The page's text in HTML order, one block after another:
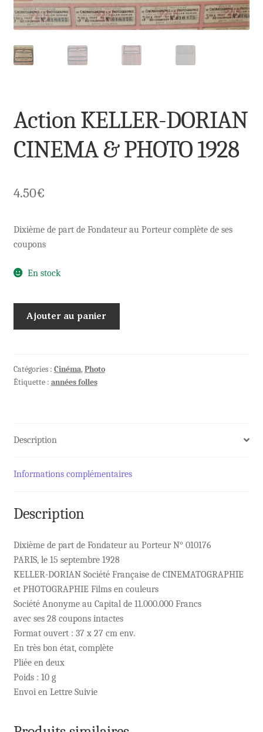
Action KELLER-DORIAN
CINEMA & PHOTO 1928
4.50€
Dixième de part de Fondateur au Porteur complète de ses
coupons
En stock
DORIAN
CINEMA
Ajouter au panier
Catégories : Cinéma,Photo
Étiquette : années folles
Description
Informations complémentaires
Description
Dixième de part de Fondateur au Porteur N° 010176
PARIS, le 15 septembre 1928
KELLER-DORIAN Société Française de CINEMATOGRAPHIE
et PHOTOGRAPHIE Films en couleurs
Société Anonyme au Capital de 11.000.000 Francs
avec ses 28 coupons intactes
Format ouvert : 37 x 27 cm env.
En très bon état, complète
Pliée en deux
Poids : 10 g
Envoi en Lettre Suivie